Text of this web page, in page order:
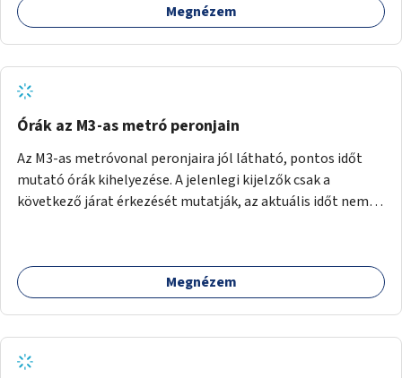
Megnézem
Órák az M3-as metró peronjain
Az M3-as metróvonal peronjaira jól látható, pontos időt
mutató órák kihelyezése. A jelenlegi kijelzők csak a
következő járat érkezését mutatják, az aktuális időt nem.
Megnézem